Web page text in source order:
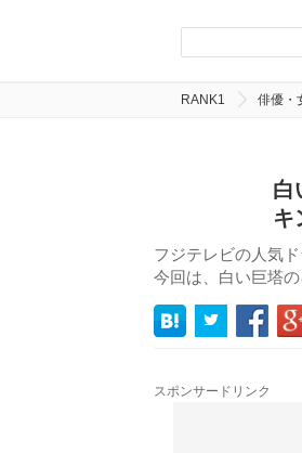
RANK1 俳優・
白
キ
フジテレビの人気
今回は、白い巨塔
スポンサードリンク